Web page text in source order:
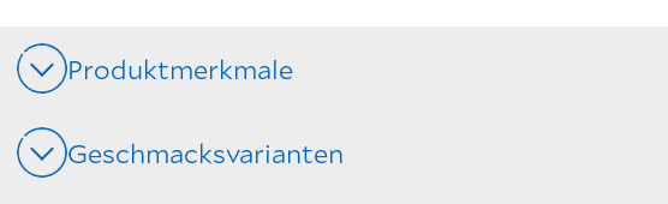
Produktmerkmale
Geschmacksvarianten